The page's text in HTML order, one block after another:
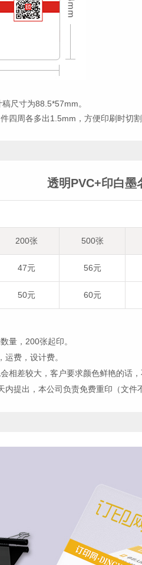
尺寸为88.5*57mm。
四周各多出1.5mm，方便印刷时切割
透明PVC+印白墨
200张 500张
47元 56元
50元 60元
量，200张起印。
费，设计费。
相差较大，客户要求颜色鲜艳的话，
提出，本公司负责免费重印（文件